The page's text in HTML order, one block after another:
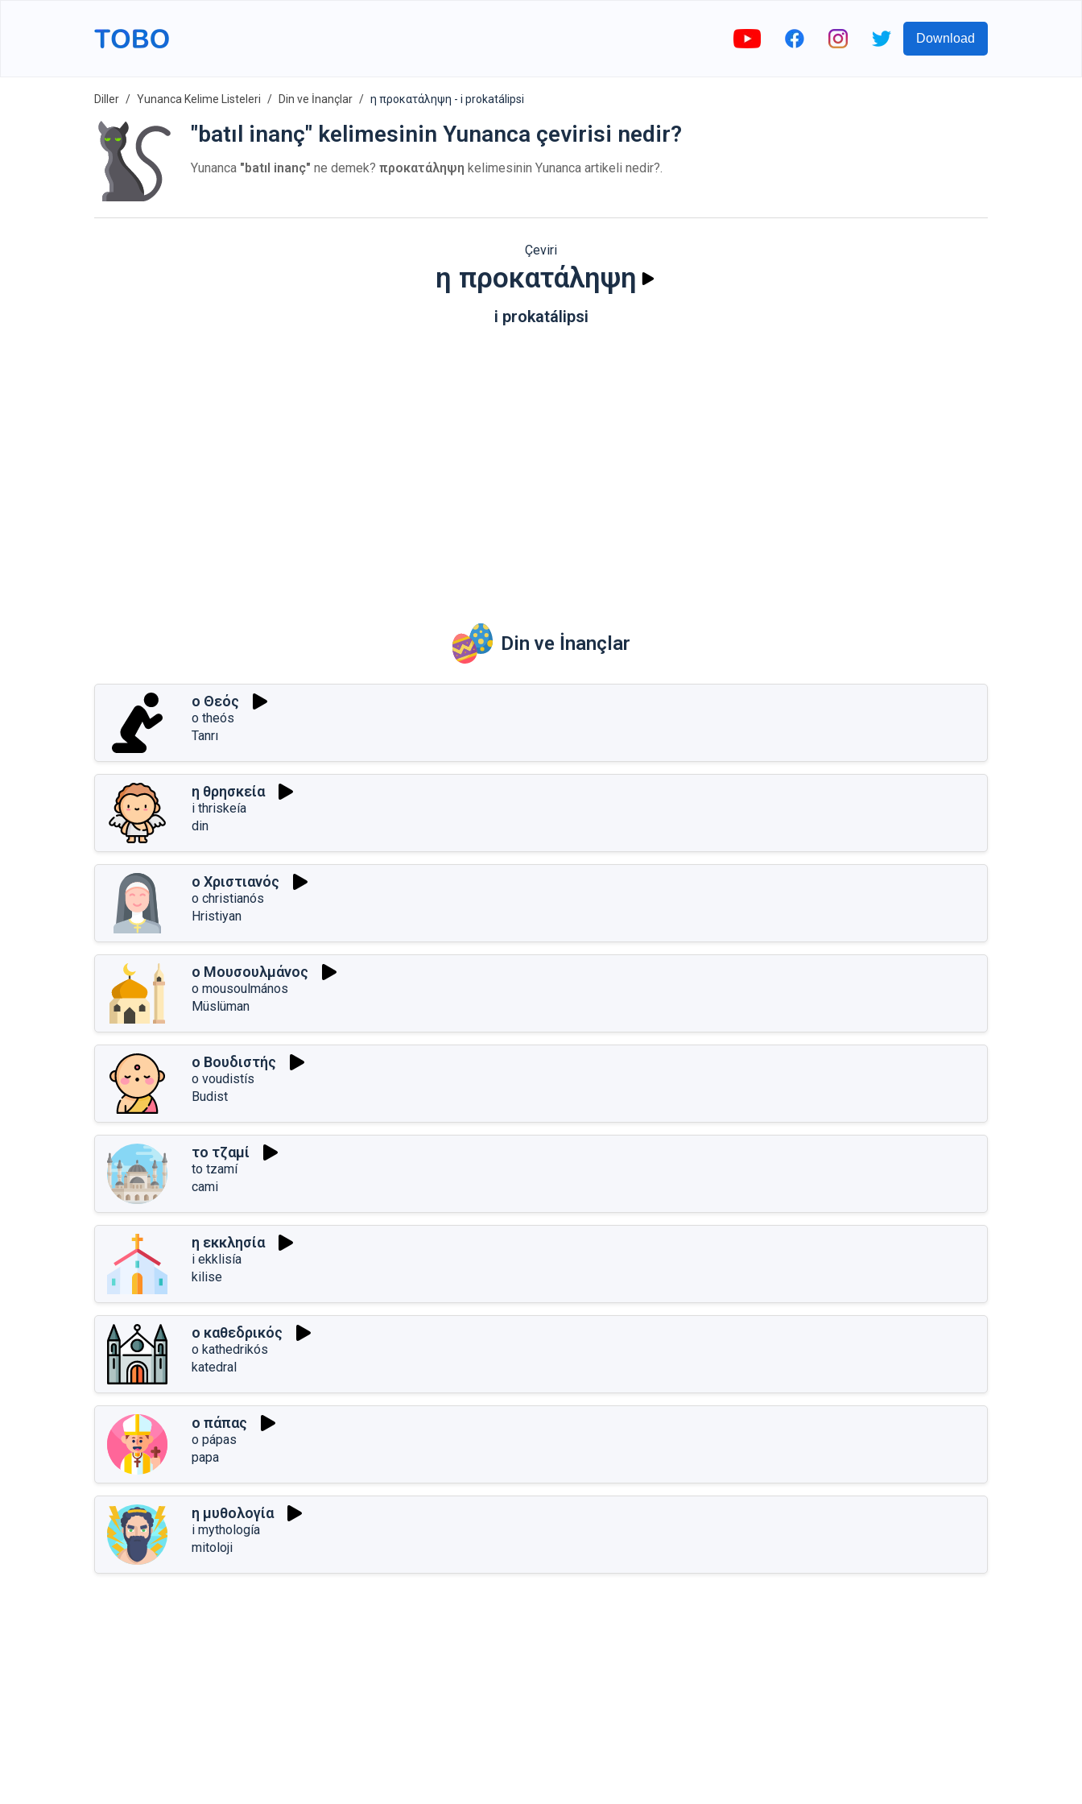
Download
Diller Yunanca Kelime Listeleri Din ve İnançlar η προκατάληψη - i prokatálipsi
"batıl inanç" kelimesinin Yunanca çevirisi nedir?
Yunanca "batıl inanç" ne demek? προκατάληψη kelimesinin Yunanca artikeli nedir?.
Çeviri
η προκατάληψη
i prokatálipsi
Din ve İnançlar
ο Θεός
o theós
Tanrı
η θρησκεία
i thriskeía
din
ο Χριστιανός
o christianós
Hristiyan
ο Μουσουλμάνος
o mousoulmános
Müslüman
ο Βουδιστής
o voudistís
Budist
το τζαμί
to tzamí
cami
η εκκλησία
i ekklisía
kilise
ο καθεδρικός
o kathedrikós
katedral
ο πάπας
o pápas
papa
η μυθολογία
i mythología
mitoloji